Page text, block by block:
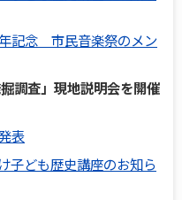
年記念 市民音楽祭のメン
調査」現地説明会を開催
表
子ども歴史講座のお知ら